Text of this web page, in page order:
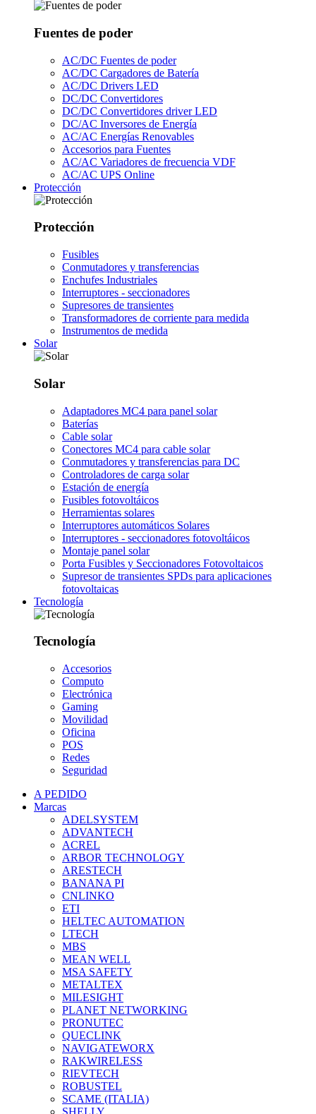
Fuentes de poder
AC/DC Fuentes de poder
AC/DC Cargadores de Batería
AC/DC Drivers LED
DC/DC Convertidores
DC/DC Convertidores driver LED
DC/AC Inversores de Energía
AC/AC Energías Renovables
Accesorios para Fuentes
AC/AC Variadores de frecuencia VDF
AC/AC UPS Online
Protección
Protección
Fusibles
Conmutadores y transferencias
Enchufes Industriales
Interruptores - seccionadores
Supresores de transientes
Transformadores de corriente para medida
Instrumentos de medida
Solar
Solar
Adaptadores MC4 para panel solar
Baterías
Cable solar
Conectores MC4 para cable solar
Conmutadores y transferencias para DC
Controladores de carga solar
Estación de energía
Fusibles fotovoltáicos
Herramientas solares
Interruptores automáticos Solares
Interruptores - seccionadores fotovoltáicos
Montaje panel solar
Porta Fusibles y Seccionadores Fotovoltaicos
Supresor de transientes SPDs para aplicaciones
fotovoltaicas
Tecnología
Tecnología
Accesorios
Computo
Electrónica
Gaming
Movilidad
Oficina
POS
Redes
Seguridad
A PEDIDO
Marcas
ADELSYSTEM
ADVANTECH
ACREL
ARBOR TECHNOLOGY
ARESTECH
BANANA PI
CNLINKO
ETI
HELTEC AUTOMATION
LTECH
MBS
MEAN WELL
MSA SAFETY
METALTEX
MILESIGHT
PLANET NETWORKING
PRONUTEC
QUECLINK
NAVIGATEWORX
RAKWIRELESS
RIEVTECH
ROBUSTEL
SCAME (ITALIA)
SHELLY